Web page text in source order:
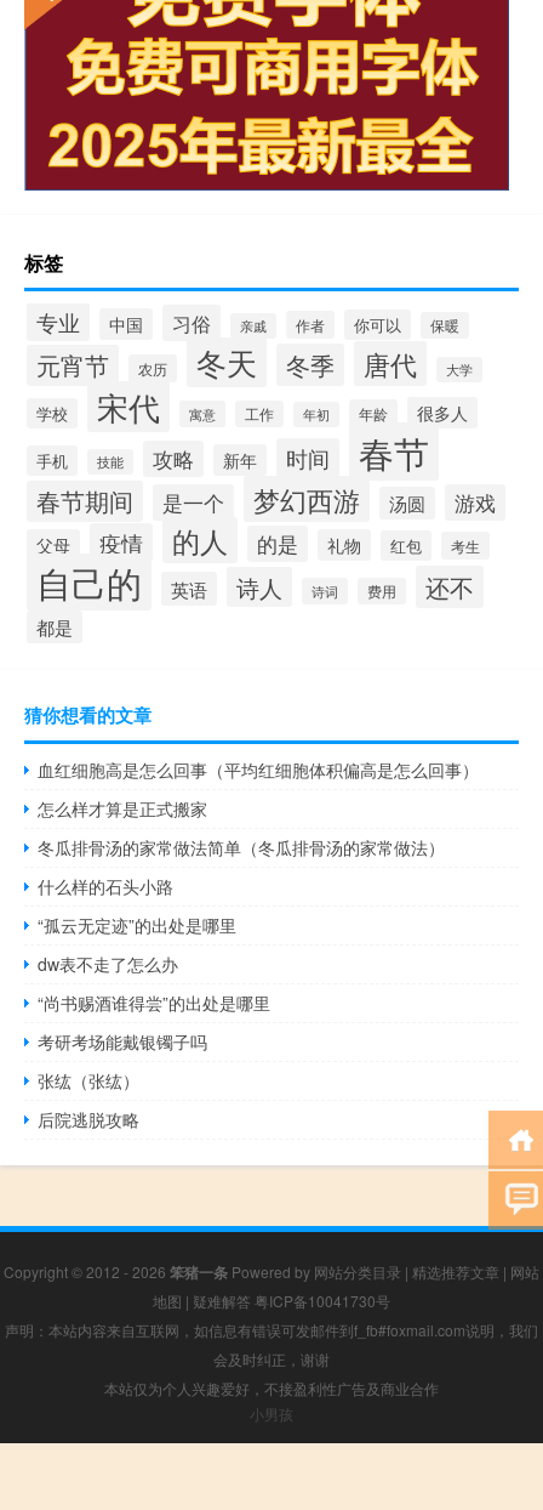
标签
专业 中国 习俗 亲戚 作者 你可以 保暖
元宵节 农历 冬天 冬季 唐代 大学
学校 宋代 寓意 工作 年初 年龄 很多人
手机 技能 攻略 新年 时间 春节
春节期间 是一个 梦幻西游 汤圆 游戏
父母 疫情 的人 的是 礼物 红包 考生
自己的 英语 诗人 诗词 费用 还不
都是
猜你想看的文章
血红细胞高是怎么回事（平均红细胞体积偏高是怎么回事）
怎么样才算是正式搬家
冬瓜排骨汤的家常做法简单（冬瓜排骨汤的家常做法）
什么样的石头小路
“孤云无定迹”的出处是哪里
dw表不走了怎么办
“尚书赐酒谁得尝”的出处是哪里
考研考场能戴银镯子吗
张纮（张纮）
后院逃脱攻略
Copyright © 2012 - 2026 笨猪一条 Powered by 网站分类目录 | 精选推荐文章 | 网站
地图 | 疑难解答 粤ICP备10041730号
声明：本站内容来自互联网，如信息有错误可发邮件到f_fb#foxmail.com说明，我们
会及时纠正，谢谢
本站仅为个人兴趣爱好，不接盈利性广告及商业合作
小男孩